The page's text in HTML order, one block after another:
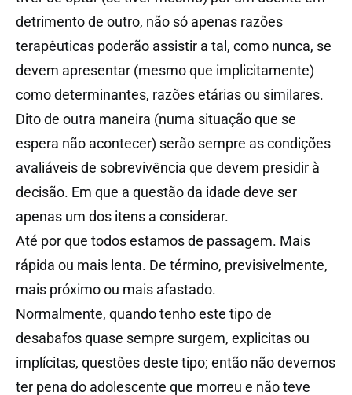
detrimento de outro, não só apenas razões
terapêuticas poderão assistir a tal, como nunca, se
devem apresentar (mesmo que implicitamente)
como determinantes, razões etárias ou similares.
Dito de outra maneira (numa situação que se
espera não acontecer) serão sempre as condições
avaliáveis de sobrevivência que devem presidir à
decisão. Em que a questão da idade deve ser
apenas um dos itens a considerar.
Até por que todos estamos de passagem. Mais
rápida ou mais lenta. De término, previsivelmente,
mais próximo ou mais afastado.
Normalmente, quando tenho este tipo de
desabafos quase sempre surgem, explicitas ou
implícitas, questões deste tipo; então não devemos
ter pena do adolescente que morreu e não teve